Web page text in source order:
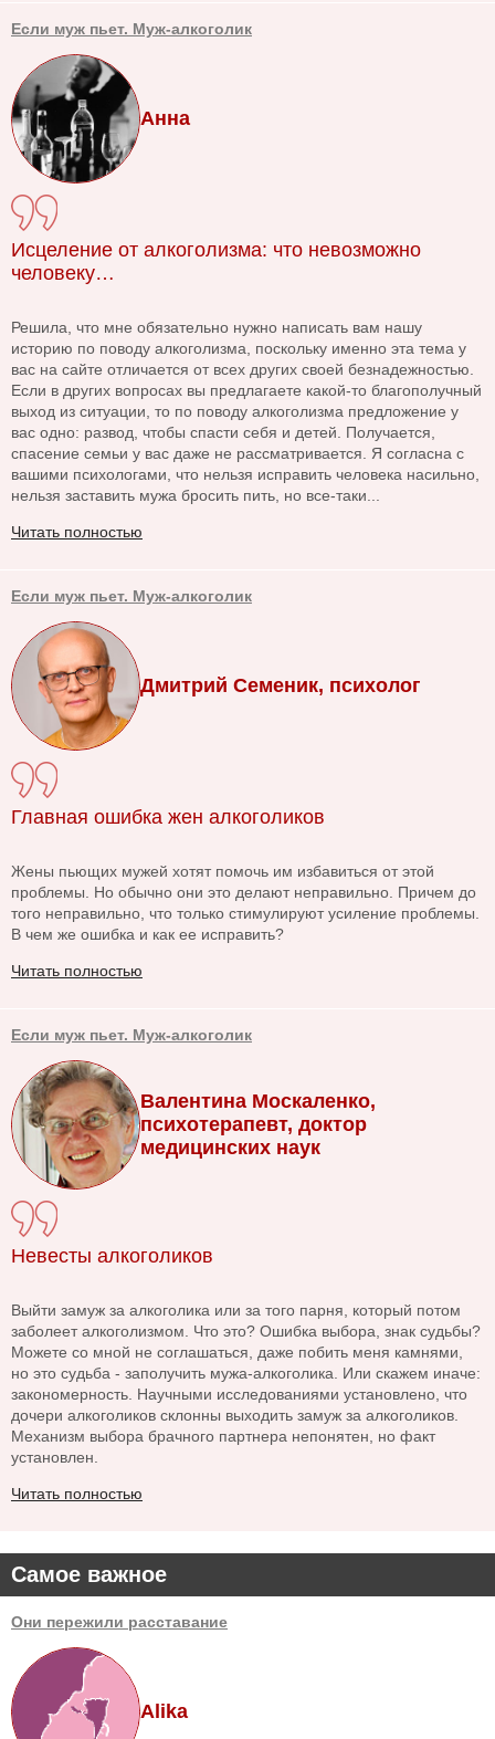
Самое важное
Они пережили расставание
Alika
Если муж пьет. Муж-алкоголик
Анна
Исцеление от алкоголизма: что невозможно
человеку…
Решила, что мне обязательно нужно написать вам нашу
историю по поводу алкоголизма, поскольку именно эта тема у
вас на сайте отличается от всех других своей безнадежностью.
Если в других вопросах вы предлагаете какой-то благополучный
выход из ситуации, то по поводу алкоголизма предложение у
вас одно: развод, чтобы спасти себя и детей. Получается,
спасение семьи у вас даже не рассматривается. Я согласна с
вашими психологами, что нельзя исправить человека насильно,
нельзя заставить мужа бросить пить, но все-таки...
Читать полностью
Если муж пьет. Муж-алкоголик
Дмитрий Семеник, психолог
Главная ошибка жен алкоголиков
Жены пьющих мужей хотят помочь им избавиться от этой
проблемы. Но обычно они это делают неправильно. Причем до
того неправильно, что только стимулируют усиление проблемы.
В чем же ошибка и как ее исправить?
Читать полностью
Если муж пьет. Муж-алкоголик
Валентина Москаленко,
психотерапевт, доктор
медицинских наук
Невесты алкоголиков
Выйти замуж за алкоголика или за того парня, который потом
заболеет алкоголизмом. Что это? Ошибка выбора, знак судьбы?
Можете со мной не соглашаться, даже побить меня камнями,
но это судьба - заполучить мужа-алкоголика. Или скажем иначе:
закономерность. Научными исследованиями установлено, что
дочери алкоголиков склонны выходить замуж за алкоголиков.
Механизм выбора брачного партнера непонятен, но факт
установлен.
Читать полностью